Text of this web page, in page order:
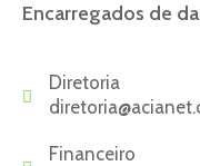
Encarregados de
Diretoria
Financeiro